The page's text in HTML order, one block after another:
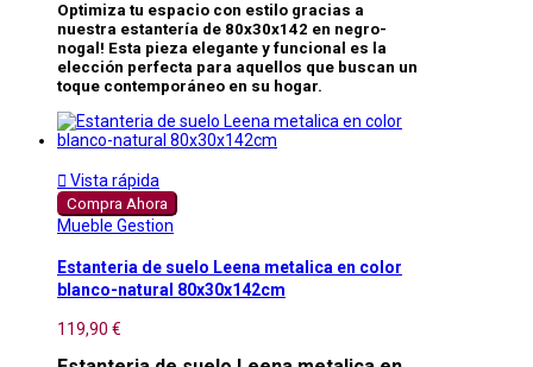
Optimiza tu espacio con estilo gracias a
nuestra estantería de 80x30x142 en negro-
nogal! Esta pieza elegante y funcional es la
elección perfecta para aquellos que buscan un
toque contemporáneo en su hogar.
 Vista rápida
Compra Ahora
Mueble Gestion
Estanteria de suelo Leena metalica en color
blanco-natural 80x30x142cm
119,90 €